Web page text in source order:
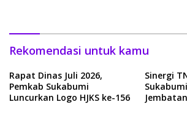
Rekomendasi untuk kamu
Rapat Dinas Juli 2026,
Pemkab Sukabumi
Luncurkan Logo HJKS ke-156
Sinergi